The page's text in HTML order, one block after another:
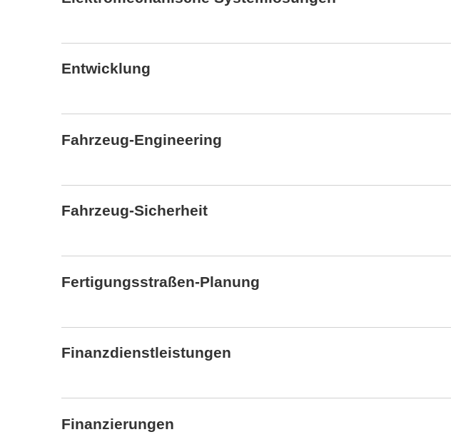
Entwicklung
Fahrzeug-Engineering
Fahrzeug-Sicherheit
Fertigungsstraßen-Planung
Finanzdienstleistungen
Finanzierungen